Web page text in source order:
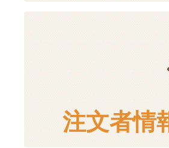
注文者情